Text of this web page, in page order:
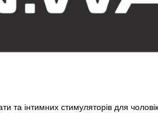
інтимних стимуляторів для